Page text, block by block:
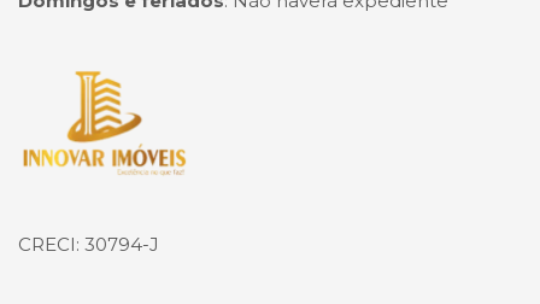
Página inicial
CRECI: 30794-J